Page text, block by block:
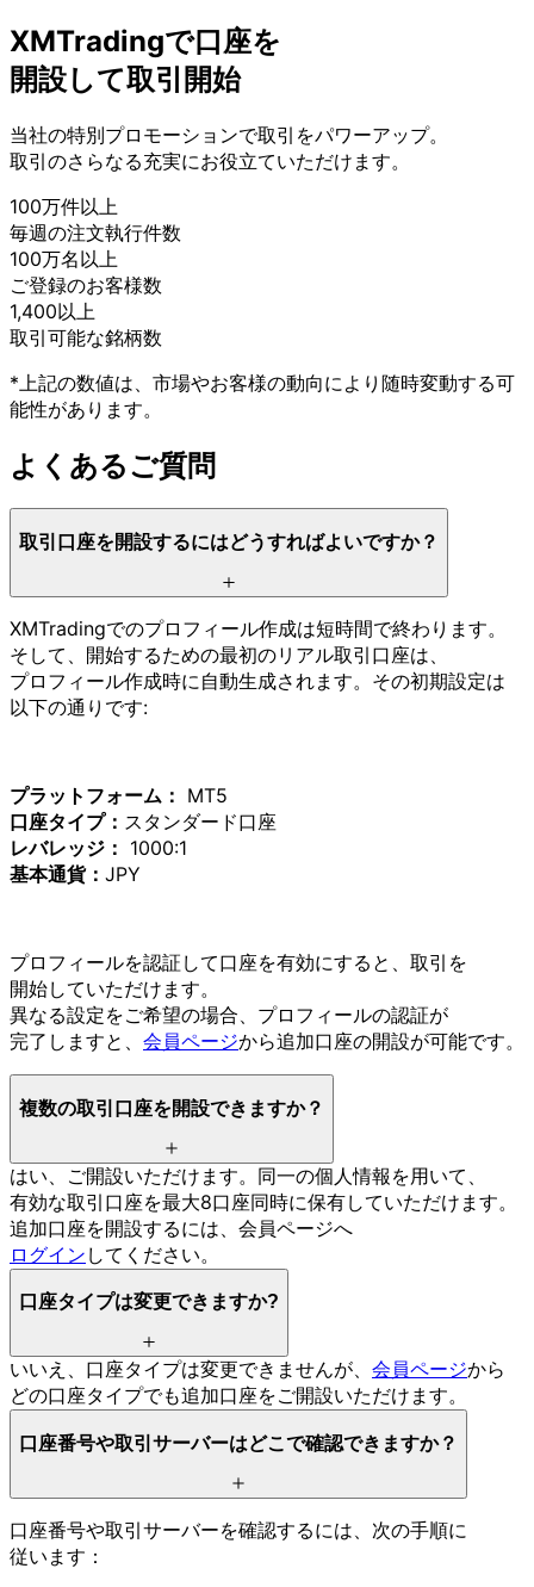
XMTradingで口座を
開設して取引開始
当社の特別プロモーションで取引をパワーアップ。
取引のさらなる充実にお役立ていただけます。
100万件以上
毎週の注文執行件数
100万名以上
ご登録のお客様数
1,400以上
取引可能な銘柄数
*上記の数値は、市場やお客様の動向により随時変動する可
能性があります。
よく あるご質問
取引口座を開設するにはどうすればよいですか？
XMTradingでのプロフィール作成は短時間で終わります。
そして、 開始するための最初のリアル取引口座は、
プロフィール作成時に 自動生成されます。 その初期設定は
以下の通りです:
プラットフォーム： MT5
口座タイプ： スタンダード口座
レバレッジ： 1000:1
基本通貨： JPY
プロフィールを認証して口座を有効にすると、 取引を
開始していただけます。
異なる設定をご希望の場合、 プロフィールの認証が
完了しますと、 会員ページから追加口座の開設が可能です。
複数の取引口座を開設できますか？
はい、 ご開設いただけます。 同一の個人情報を用いて、
有効な取引口座を最大8口座同時に保有していただけます。
追加口座を開設するには、 会員ページへ
ログイン してください。
口座タイプは変更できますか?
いいえ、 口座タイプは変更できませんが、 会員ページから
どの口座タイプでも追加口座をご開設いただけます。
口座番号や取引サーバーはどこで確認できますか？
口座番号や取引サーバーを確認するには、 次の手順に
従います：